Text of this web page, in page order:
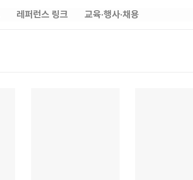
레퍼런스 링크 교육·행사·채용